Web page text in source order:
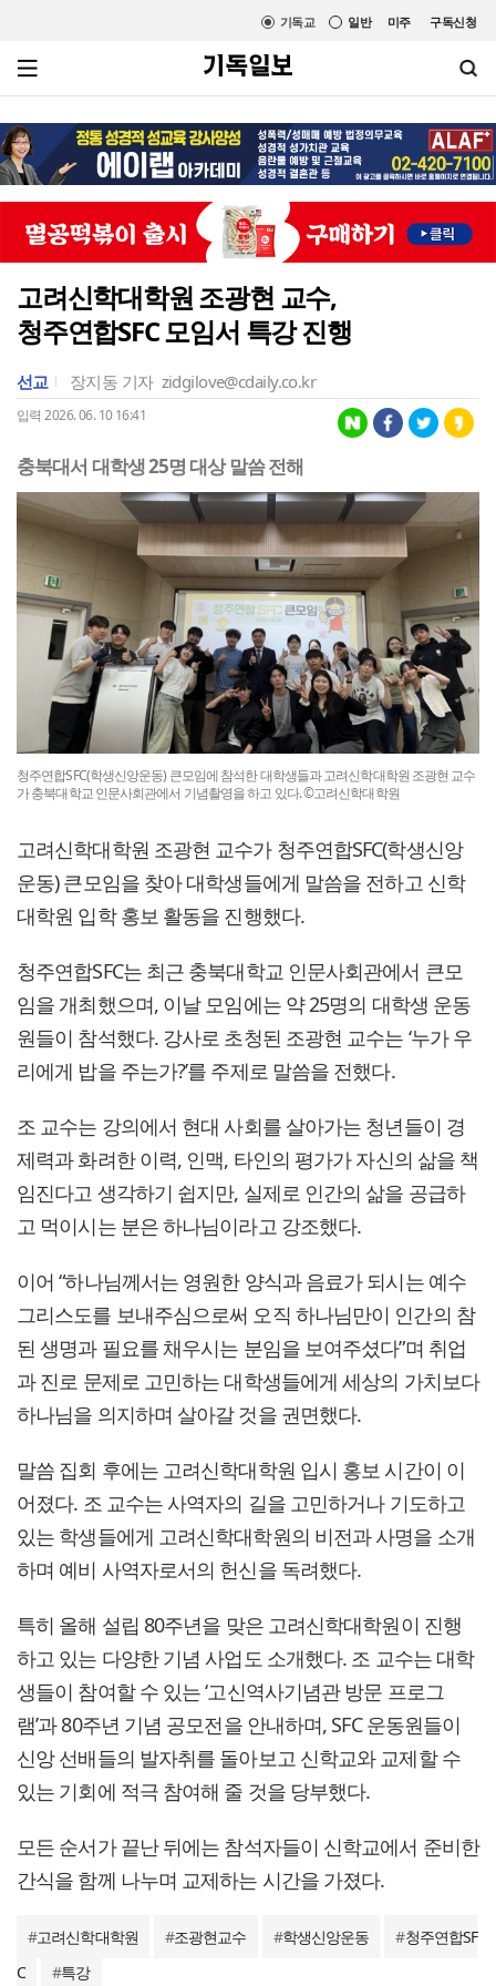
미주 구독신청
일반
기독교
고려신학대학원 조광현 교수,
청주연합SFC 모임서 특강 진행
선교 장지동 기자 zidgilove@cdaily.co.kr
입력 2026. 06. 10 16:41
충북대서 대학생 25명 대상 말씀 전해
청주연합SFC(학생신앙운동) 큰모임에 참석한 대학생들과 고려신학대학원 조광현 교수
가 충북대학교 인문사회관에서 기념촬영을 하고 있다. ©고려신학대학원
고려신학대학원 조광현 교수가 청주연합SFC(학생신앙
운동) 큰모임을 찾아 대학생들에게 말씀을 전하고 신학
대학원 입학 홍보 활동을 진행했다.
청주연합SFC는 최근 충북대학교 인문사회관에서 큰모
임을 개최했으며, 이날 모임에는 약 25명의 대학생 운동
원들이 참석했다. 강사로 초청된 조광현 교수는 ‘누가 우
리에게 밥을 주는가?’를 주제로 말씀을 전했다.
조 교수는 강의에서 현대 사회를 살아가는 청년들이 경
제력과 화려한 이력, 인맥, 타인의 평가가 자신의 삶을 책
임진다고 생각하기 쉽지만, 실제로 인간의 삶을 공급하
고 먹이시는 분은 하나님이라고 강조했다.
이어 “하나님께서는 영원한 양식과 음료가 되시는 예수
그리스도를 보내주심으로써 오직 하나님만이 인간의 참
된 생명과 필요를 채우시는 분임을 보여주셨다”며 취업
과 진로 문제로 고민하는 대학생들에게 세상의 가치보다
하나님을 의지하며 살아갈 것을 권면했다.
말씀 집회 후에는 고려신학대학원 입시 홍보 시간이 이
어졌다. 조 교수는 사역자의 길을 고민하거나 기도하고
있는 학생들에게 고려신학대학원의 비전과 사명을 소개
하며 예비 사역자로서의 헌신을 독려했다.
특히 올해 설립 80주년을 맞은 고려신학대학원이 진행
하고 있는 다양한 기념 사업도 소개했다. 조 교수는 대학
생들이 참여할 수 있는 ‘고신역사기념관 방문 프로그
램’과 80주년 기념 공모전을 안내하며, SFC 운동원들이
신앙 선배들의 발자취를 돌아보고 신학교와 교제할 수
있는 기회에 적극 참여해 줄 것을 당부했다.
모든 순서가 끝난 뒤에는 참석자들이 신학교에서 준비한
간식을 함께 나누며 교제하는 시간을 가졌다.
#고려신학대학원 #조광현교수 #학생신앙운동 #청주연합SF
C
#특강